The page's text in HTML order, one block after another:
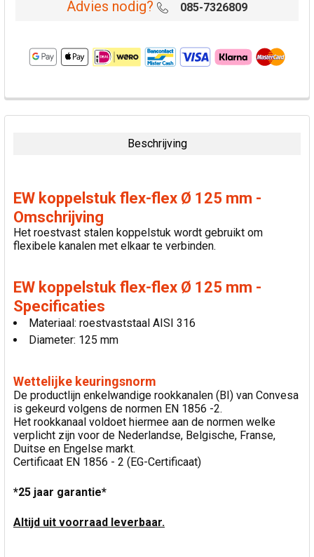
Advies nodig? 085-7326809
VAAK
SAMEN
VOEG
GESELECTEERDE
TOE AAN
WINKELWAGEN
Beschrijving
EW koppelstuk flex-flex Ø 125 mm -
Omschrijving
Het roestvast stalen koppelstuk wordt gebruikt om
flexibele kanalen met elkaar te verbinden.
EW koppelstuk flex-flex Ø 125 mm -
Specificaties
Materiaal: roestvaststaal AISI 316
Diameter: 125 mm
Wettelijke keuringsnorm
De productlijn enkelwandige rookkanalen (BI) van Convesa
is gekeurd volgens de normen EN 1856 -2.
Het rookkanaal voldoet hiermee aan de normen welke
verplicht zijn voor de Nederlandse, Belgische, Franse,
Duitse en Engelse markt.
Certificaat EN 1856 - 2 (EG-Certificaat)
*25 jaar garantie*
Altijd uit voorraad leverbaar.